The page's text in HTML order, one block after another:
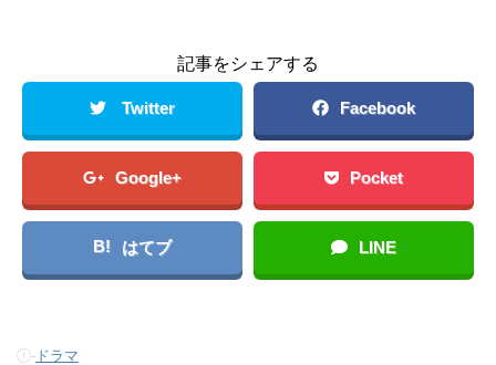
記事をシェアする
Twitter Facebook
Google+ Pocket
B! はてブ LINE
- ドラマ